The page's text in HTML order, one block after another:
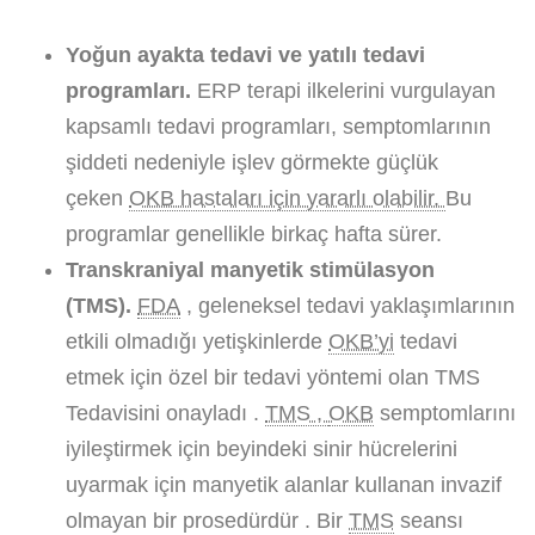
Yoğun ayakta tedavi ve yatılı tedavi
programları. ERP terapi ilkelerini vurgulayan
kapsamlı tedavi programları, semptomlarının
şiddeti nedeniyle işlev görmekte güçlük
çeken OKB hastaları için yararlı olabilir. Bu
programlar genellikle birkaç hafta sürer.
Transkraniyal manyetik stimülasyon
(TMS). FDA , geleneksel tedavi yaklaşımlarının
etkili olmadığı yetişkinlerde OKB’yi tedavi
etmek için özel bir tedavi yöntemi olan TMS
Tedavisini onayladı . TMS , OKB semptomlarını
iyileştirmek için beyindeki sinir hücrelerini
uyarmak için manyetik alanlar kullanan invazif
olmayan bir prosedürdür . Bir TMS seansı